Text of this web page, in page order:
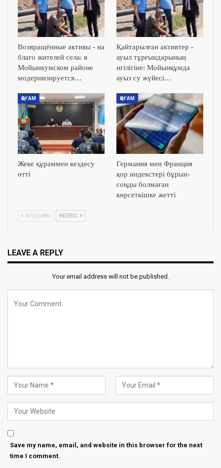
Возвращённые активы – на
благо жителей села: в
Мойынкумском районе
модернизируется…
Қайтарылған активтер –
ауыл тұрғындарының
игілігіне: Мойынқұмда
ауыз су жүйесі…
ҚОҒАМ
Жеке құраммен кездесу
өтті
ҚОҒАМ
Германия мен Франция
қор индекстері бұрын-
соңды болмаған
көрсеткішке жетті
АЛДЫҢҒЫ КЕЛЕСІ
LEAVE A REPLY
Your email address will not be published.
Save my name, email, and website in this browser for the next
time I comment.